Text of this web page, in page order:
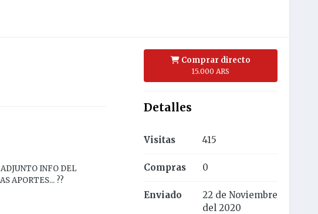
INFO DEL
APORTES... ??
Comprar directo
15.000 ARS
Detalles
Visitas 415
Compras 0
Enviado
22 de Noviembre
del 2020